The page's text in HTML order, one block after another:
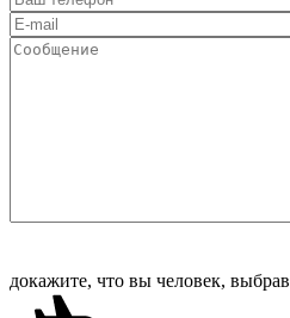
докажите, что вы человек, выбрав